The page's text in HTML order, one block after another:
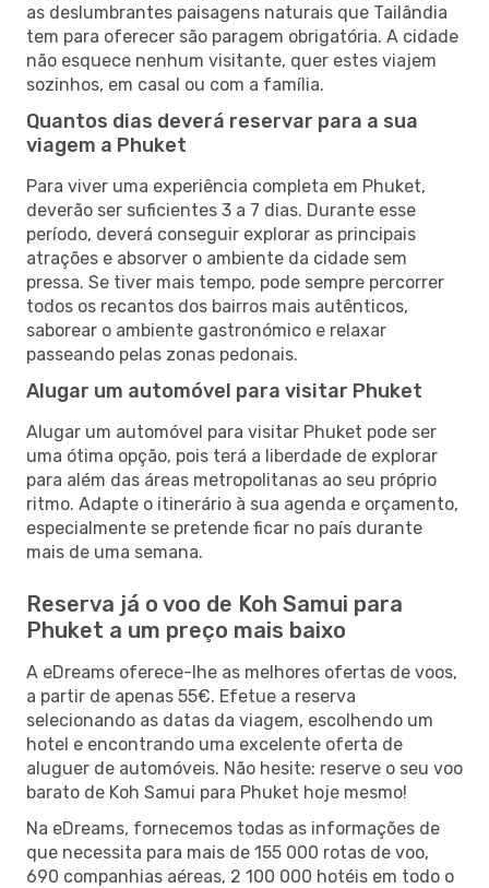
as deslumbrantes paisagens naturais que Tailândia
tem para oferecer são paragem obrigatória. A cidade
não esquece nenhum visitante, quer estes viajem
sozinhos, em casal ou com a família.
Quantos dias deverá reservar para a sua
viagem a Phuket
Para viver uma experiência completa em Phuket,
deverão ser suficientes 3 a 7 dias. Durante esse
período, deverá conseguir explorar as principais
atrações e absorver o ambiente da cidade sem
pressa. Se tiver mais tempo, pode sempre percorrer
todos os recantos dos bairros mais autênticos,
saborear o ambiente gastronómico e relaxar
passeando pelas zonas pedonais.
Alugar um automóvel para visitar Phuket
Alugar um automóvel para visitar Phuket pode ser
uma ótima opção, pois terá a liberdade de explorar
para além das áreas metropolitanas ao seu próprio
ritmo. Adapte o itinerário à sua agenda e orçamento,
especialmente se pretende ficar no país durante
mais de uma semana.
Reserva já o voo de Koh Samui para
Phuket a um preço mais baixo
A eDreams oferece-lhe as melhores ofertas de voos,
a partir de apenas 55€. Efetue a reserva
selecionando as datas da viagem, escolhendo um
hotel e encontrando uma excelente oferta de
aluguer de automóveis. Não hesite: reserve o seu voo
barato de Koh Samui para Phuket hoje mesmo!
Na eDreams, fornecemos todas as informações de
que necessita para mais de 155 000 rotas de voo,
690 companhias aéreas, 2 100 000 hotéis em todo o